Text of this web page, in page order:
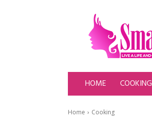
SmartLady
HOME COOKING
Home Cooking